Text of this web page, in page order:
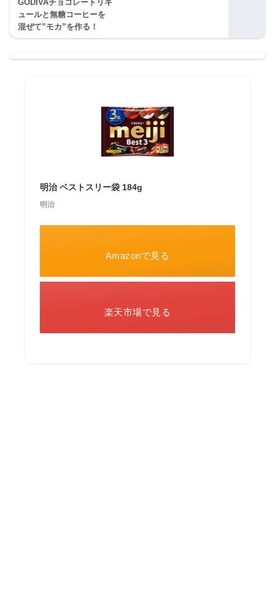
GODIVAチョコレートリキ
ュールと無糖コーヒーを
混ぜて”モカ”を作る！
明治 ベストスリー袋 184g
明治
Amazonで見る
楽天市場で見る